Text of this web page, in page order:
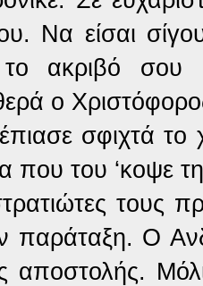
Να είσαι
ακριβό σου
ο Χριστόφορος
σφιχτά το
που του ‘κοψε
παράταξη. Ο
αποστολής.